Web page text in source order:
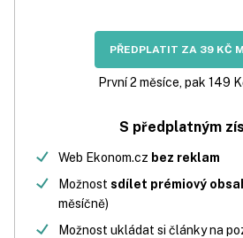
PŘEDPLATIT ZA 39 KČ
První 2 měsíce, pak 149
S předplatným
Web Ekonom.cz bez reklam
Možnost sdílet prémiový
měsíčně)
Možnost ukládat si články na